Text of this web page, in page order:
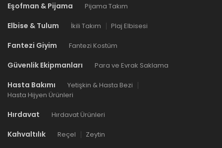
Eşofman & Pijama Pijama Takım
Elbise & Tulum İkili Takım Plaj Elbisesi
Fantezi Giyim Fantezi Kostüm
Güvenlik Ekipmanları Para ve Evrak Saklama
Hasta Bakımı
Yetişkin & Hasta Bezi
Hasta Hijyen Ürünleri
Hırdavat Hırdavat Ürünleri
Kahvaltılık Reçel Zeytin